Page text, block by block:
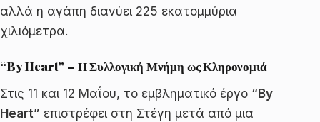
αλλά η αγάπη διανύει 225 εκατομμύρια
χιλιόμετρα.
“By Heart” – Η Συλλογική Μνήμη ως Κληρονομιά
Στις 11 και 12 Μαΐου, το εμβληματικό έργο “By
Heart” επιστρέφει στη Στέγη μετά από μια